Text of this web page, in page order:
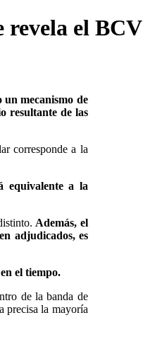
revela el BCV
mecanismo de
resultante de las
corresponde a la
equivalente a la
Además, el
adjudicados, es
el tiempo.
de la banda de
precisa la mayoría